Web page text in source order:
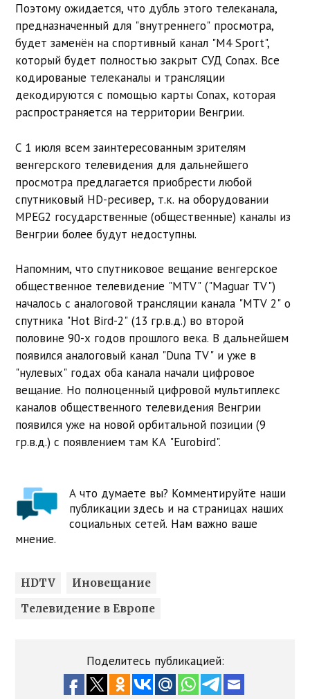
Поэтому ожидается, что дубль этого телеканала,
предназначенный для "внутреннего" просмотра,
будет заменён на спортивный канал "M4 Sport",
который будет полностью закрыт СУД Conax. Все
кодированые телеканалы и трансляции
декодируются с помощью карты Conax, которая
распространяется на территории Венгрии.
С 1 июля всем заинтересованным зрителям
венгерского телевидения для дальнейшего
просмотра предлагается приобрести любой
спутниковый HD-ресивер, т.к. на оборудовании
MPEG2 государственные (общественные) каналы из
Венгрии более будут недоступны.
Напомним, что спутниковое вещание венгерское
общественное телевидение "MTV" ("Maguar TV")
началось с аналоговой трансляции канала "MTV 2" о
спутника "Hot Bird-2" (13 гр.в.д.) во второй
половине 90-х годов прошлого века. В дальнейшем
появился аналоговый канал "Duna TV" и уже в
"нулевых" годах оба канала начали цифровое
вещание. Но полноценный цифровой мультиплекс
каналов общественного телевидения Венгрии
появился уже на новой орбитальной позиции (9
гр.в.д.) с появлением там КА "Eurobird".
А что думаете вы? Комментируйте наши
публикации здесь и на страницах наших
социальных сетей. Нам важно ваше
мнение.
HDTV
Иновещание
Телевидение в Европе
Поделитесь публикацией: